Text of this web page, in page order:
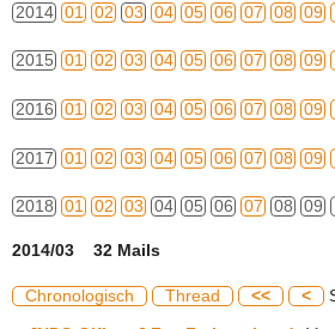
2014 01 02 03 04 05 06 07 08 09
2015 01 02 03 04 05 06 07 08 09
2016 01 02 03 04 05 06 07 08 09
2017 01 02 03 04 05 06 07 08 09
2018 01 02 03 04 05 06 07 08 09
2014/03 32 Mails
Chronologisch Thread << <